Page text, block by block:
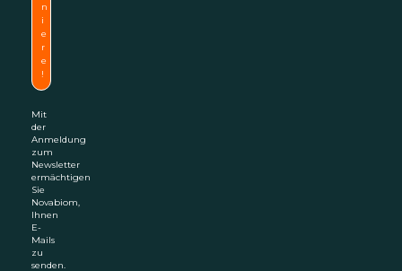
Mit
der
Anmeldung
zum
Newsletter
ermächtigen
Sie
Novabiom,
Ihnen
E-
Mails
zu
senden.